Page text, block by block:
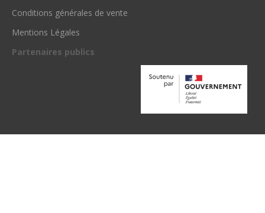
Conditions générales de vente
Mentions Légales
Partenaires publics